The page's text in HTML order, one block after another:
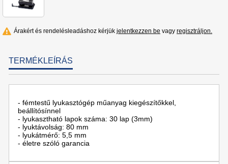
Árakért és rendelésleadáshoz kérjük jelentkezzen be vagy regisztráljon.
TERMÉKLEÍRÁS
- fémtestű lyukasztógép műanyag kiegészítőkkel,
beállítósínnel
- lyukasztható lapok száma: 30 lap (3mm)
- lyuktávolság: 80 mm
- lyukátmérő: 5,5 mm
- életre szóló garancia